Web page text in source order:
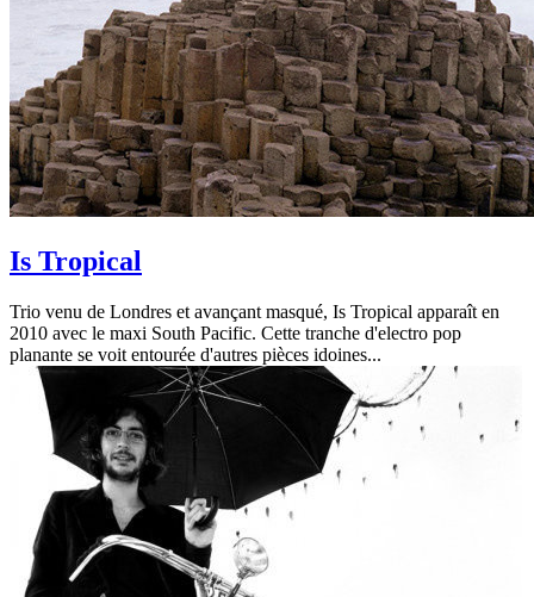
Is Tropical
Trio venu de Londres et avançant masqué, Is Tropical apparaît en
2010 avec le maxi South Pacific. Cette tranche d'electro pop
planante se voit entourée d'autres pièces idoines...